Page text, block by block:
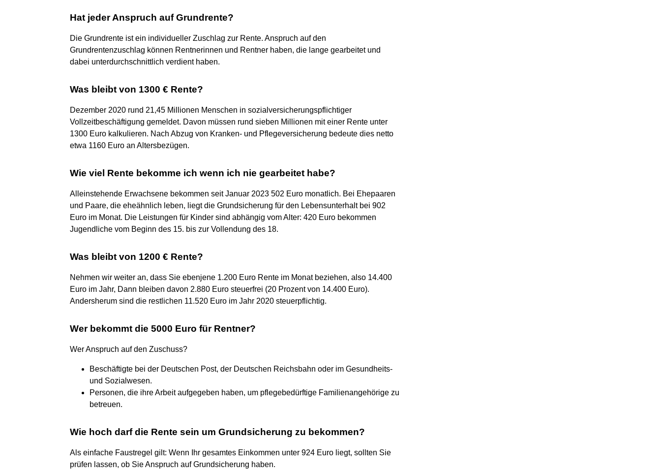
Hat jeder Anspruch auf Grundrente?
Die Grundrente ist ein individueller Zuschlag zur Rente. Anspruch auf den
Grundrentenzuschlag können Rentnerinnen und Rentner haben, die lange gearbeitet und
dabei unterdurchschnittlich verdient haben.
Was bleibt von 1300 € Rente?
Dezember 2020 rund 21,45 Millionen Menschen in sozialversicherungspflichtiger
Vollzeitbeschäftigung gemeldet. Davon müssen rund sieben Millionen mit einer Rente unter
1300 Euro kalkulieren. Nach Abzug von Kranken- und Pflegeversicherung bedeute dies netto
etwa 1160 Euro an Altersbezügen.
Wie viel Rente bekomme ich wenn ich nie gearbeitet habe?
Alleinstehende Erwachsene bekommen seit Januar 2023 502 Euro monatlich. Bei Ehepaaren
und Paare, die eheähnlich leben, liegt die Grundsicherung für den Lebensunterhalt bei 902
Euro im Monat. Die Leistungen für Kinder sind abhängig vom Alter: 420 Euro bekommen
Jugendliche vom Beginn des 15. bis zur Vollendung des 18.
Was bleibt von 1200 € Rente?
Nehmen wir weiter an, dass Sie ebenjene 1.200 Euro Rente im Monat beziehen, also 14.400
Euro im Jahr, Dann bleiben davon 2.880 Euro steuerfrei (20 Prozent von 14.400 Euro).
Andersherum sind die restlichen 11.520 Euro im Jahr 2020 steuerpflichtig.
Wer bekommt die 5000 Euro für Rentner?
Wer Anspruch auf den Zuschuss?
Beschäftigte bei der Deutschen Post, der Deutschen Reichsbahn oder im Gesundheits-
und Sozialwesen.
Personen, die ihre Arbeit aufgegeben haben, um pflegebedürftige Familienangehörige zu
betreuen.
Wie hoch darf die Rente sein um Grundsicherung zu bekommen?
Als einfache Faustregel gilt: Wenn Ihr gesamtes Einkommen unter 924 Euro liegt, sollten Sie
prüfen lassen, ob Sie Anspruch auf Grundsicherung haben.